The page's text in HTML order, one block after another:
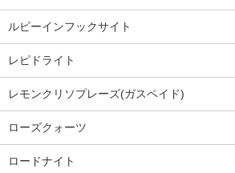
ルビーインフックサイト
レピドライト
レモンクリソプレーズ(ガスペイド)
ローズクォーツ
ロードナイト